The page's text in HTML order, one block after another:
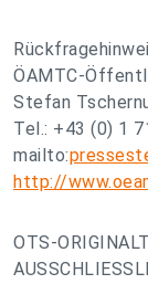
ÖAMTC-
Stefan
Tel.: +43 (0) 1
mailto:
http://
OTS-